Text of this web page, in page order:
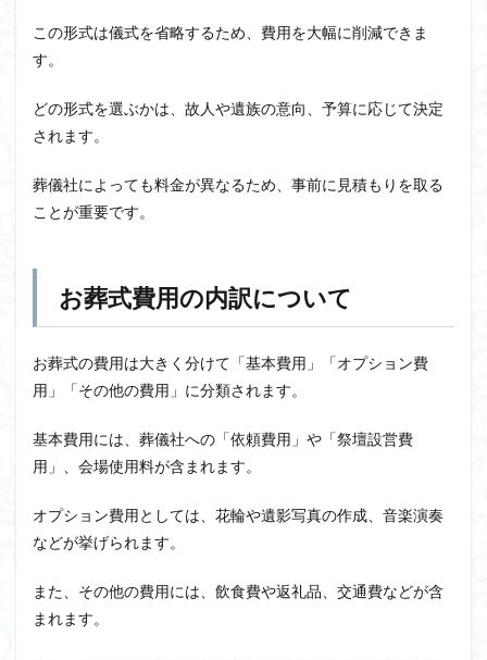
この形式は儀式を省略するため、費用を大幅に削減できま
す。
どの形式を選ぶかは、故人や遺族の意向、予算に応じて決定
されます。
葬儀社によっても料金が異なるため、事前に見積もりを取る
ことが重要です。
お葬式費用の内訳について
お葬式の費用は大きく分けて「基本費用」「オプション費
用」「その他の費用」に分類されます。
基本費用には、葬儀社への「依頼費用」や「祭壇設営費
用」、会場使用料が含まれます。
オプション費用としては、花輪や遺影写真の作成、音楽演奏
などが挙げられます。
また、その他の費用には、飲食費や返礼品、交通費などが含
まれます。